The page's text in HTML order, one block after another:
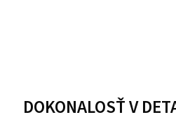
DOKONALOSŤ V